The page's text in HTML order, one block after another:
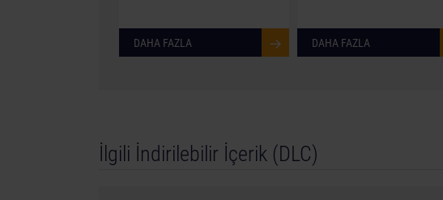
DAHA FAZLA DAHA FAZLA
İlgili İndirilebilir İçerik (DLC)